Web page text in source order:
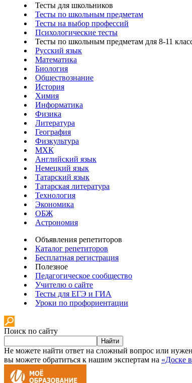
Тесты для школьников
Тесты по школьным предметам
Тесты на выбор профессий
Психологические тесты
Тесты по школьным предметам для 8-11
Русский язык
Математика
Биология
Обществознание
История
Химия
Информатика
Физика
Литература
География
Физкультура
МХК
Английский язык
Немецкий язык
Татарский язык
Татарская литература
Технология
Экономика
ОБЖ
Астрономия
Объявления репетиторов
Каталог репетиторов
Бесплатная регистрация
Полезное
Педагогическое сообщество
Учителю о сайте
Тесты для ЕГЭ и ГИА
Уроки по профориентации
Поиск по сайту
Найти
Не можете найти ответ на сложный вопрос или нужен
вы можете обратиться к нашим экспертам на «Доске